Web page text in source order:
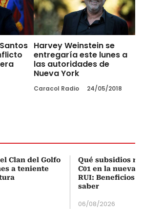
Harvey Weinstein se
entregaría este lunes a
las autoridades de
Nueva York
Caracol Radio 24/05/2018
Clan del Golfo
a teniente
Qué subsidios
C01 en la nueva
RUI: Beneficios
saber
06/08/2026